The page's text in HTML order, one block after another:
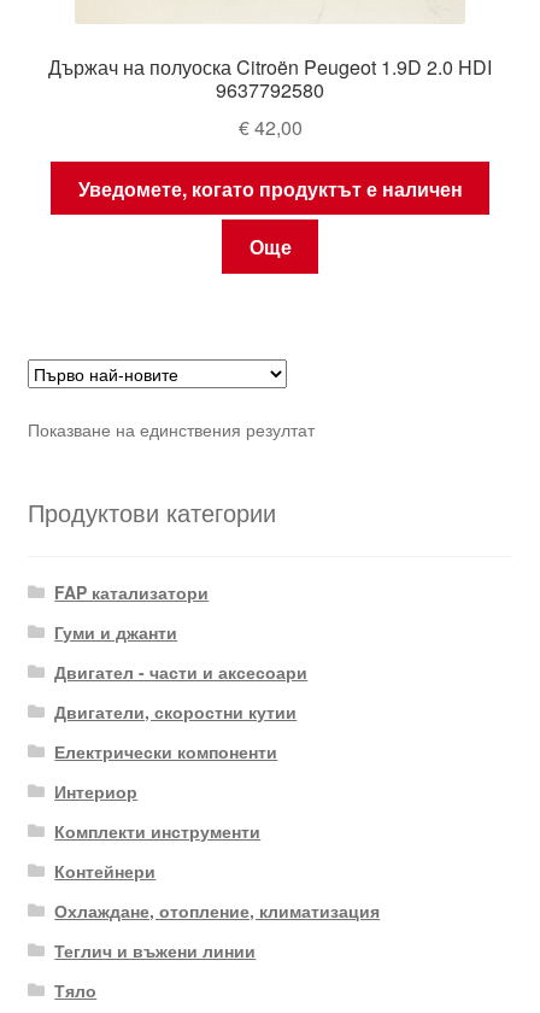
Държач на полуоска Citroën Peugeot 1.9D 2.0 HDI
9637792580
€42,00
Уведомете, когато продуктът е наличен
Още
Показване на единствения резултат
Продуктови категории
FAP катализатори
Гуми и джанти
Двигател - части и аксесоари
Двигатели, скоростни кутии
Електрически компоненти
Интериор
Комплекти инструменти
Контейнери
Охлаждане, отопление, климатизация
Теглич и въжени линии
Тяло